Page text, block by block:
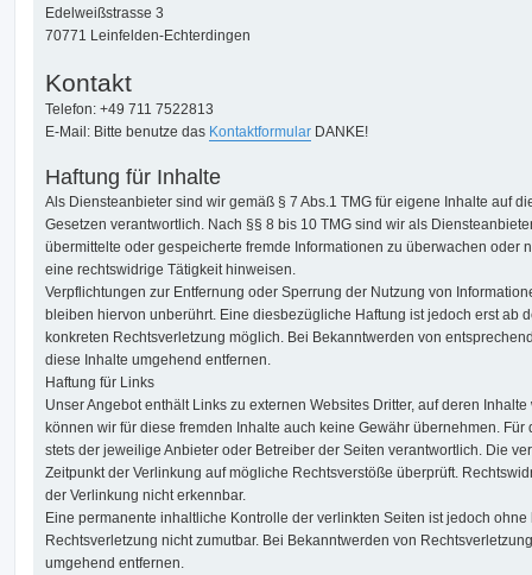
Edelweißstrasse 3
70771 Leinfelden-Echterdingen
Kontakt
Telefon: +49 711 7522813
E-Mail: Bitte benutze das Kontaktformular DANKE!
Haftung für Inhalte
Als Diensteanbieter sind wir gemäß § 7 Abs.1 TMG für eigene Inhalte auf
Gesetzen verantwortlich. Nach §§ 8 bis 10 TMG sind wir als
übermittelte oder gespeicherte fremde Informationen zu überwachen oder
eine rechtswidrige Tätigkeit hinweisen.
Verpflichtungen zur Entfernung oder Sperrung der Nutzung von
bleiben hiervon unberührt. Eine diesbezügliche Haftung ist jedoch erst ab
konkreten Rechtsverletzung möglich. Bei Bekanntwerden von
diese Inhalte umgehend entfernen.
Haftung für Links
Unser Angebot enthält Links zu externen Websites Dritter, auf deren
können wir für diese fremden Inhalte auch keine Gewähr übernehmen.
stets der jeweilige Anbieter oder Betreiber der Seiten verantwortlich. Die
Zeitpunkt der Verlinkung auf mögliche Rechtsverstöße überprüft.
der Verlinkung nicht erkennbar.
Eine permanente inhaltliche Kontrolle der verlinkten Seiten ist jedoch
Rechtsverletzung nicht zumutbar. Bei Bekanntwerden von
umgehend entfernen.